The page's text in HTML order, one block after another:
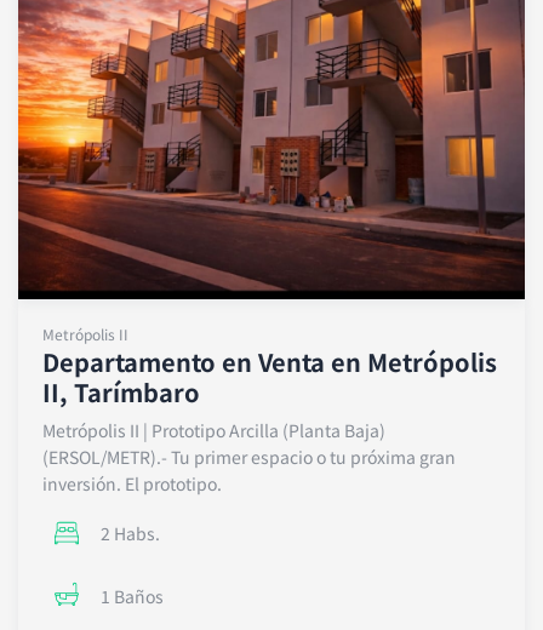
Metrópolis II
Departamento en Venta en Metrópolis
II, Tarímbaro
Metrópolis II | Prototipo Arcilla (Planta Baja)
(ERSOL/METR).- Tu primer espacio o tu próxima gran
inversión. El prototipo.
2 Habs.
1 Baños